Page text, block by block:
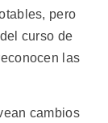
pero
curso de
las
cambios